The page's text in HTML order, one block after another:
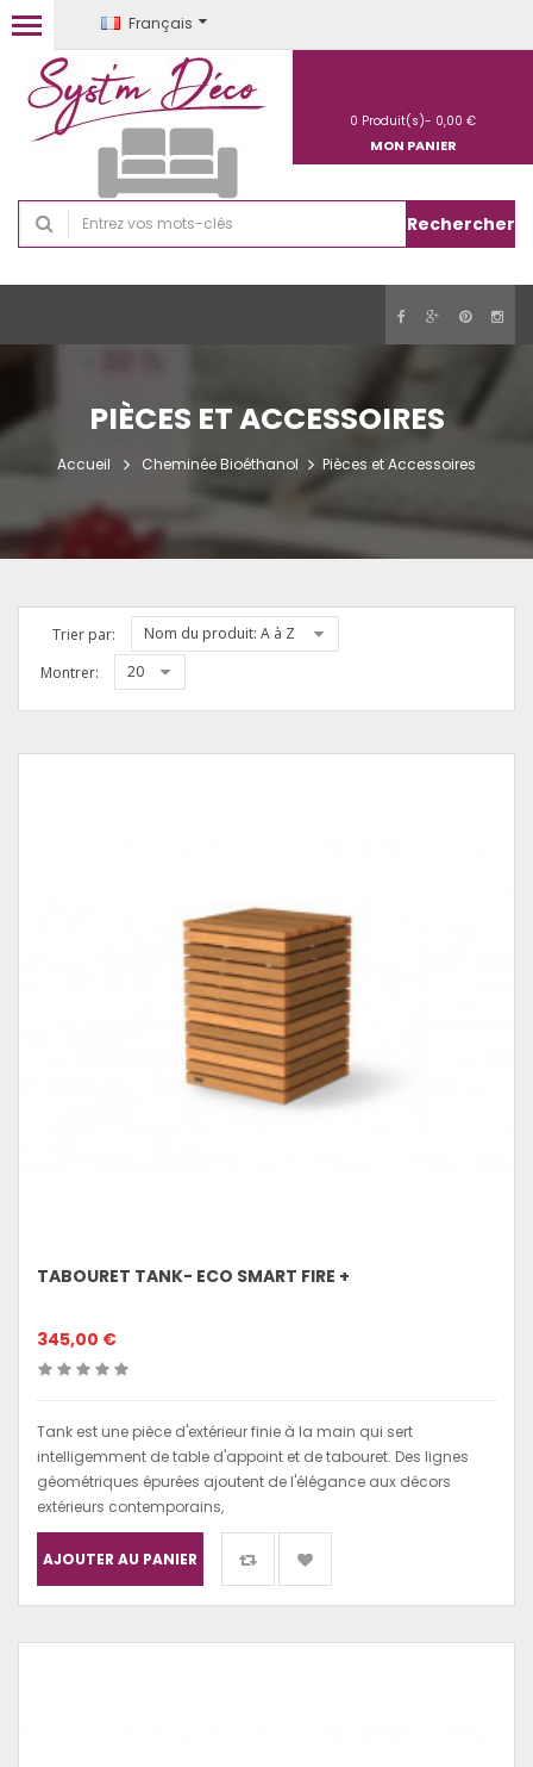
Français
Rechercher
0 Produit(s)- 0,00 €
MON PANIER
PIÈCES ET ACCESSOIRES
Accueil Cheminée Bioéthanol Pièces et Accessoires
Trier par:
Nom du produit: A à Z
Montrer:
20
TABOURET TANK- ECO SMART FIRE +
345,00 €
Tank est une pièce d'extérieur finie à la main qui sert
intelligemment de table d'appoint et de tabouret. Des lignes
géométriques épurées ajoutent de l'élégance aux décors
extérieurs contemporains,
AJOUTER AU PANIER